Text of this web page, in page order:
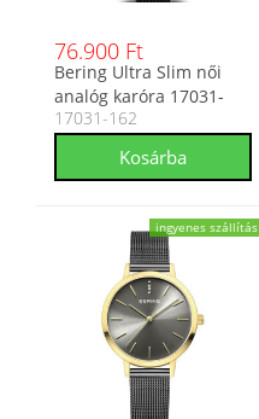
76.900 Ft
Bering Ultra Slim női
analóg karóra 17031-
162
17031-162
ingyenes szállítás